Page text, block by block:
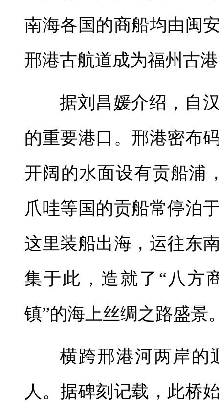
南海各国的商船均由闽
邢港古航道成为福州古
据刘昌媛介绍，自
的重要港口。邢港密布
开阔的水面设有贡船浦
爪哇等国的贡船常停泊
这里装船出海，运往东
集于此，造就了“八方
镇”的海上丝绸之路盛景
横跨邢港河两岸的
人。据碑刻记载，此桥